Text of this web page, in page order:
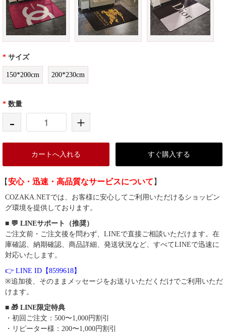
* サイズ
150*200cm 200*230cm
* 数量
- +
カートへ入れる すぐ購入する
【安心・迅速・高品質なサービスについて 】
COZAKA.NETでは、お客様に安心してご利用いただけるショッピン
グ環境を提供しております。
■ 💬 LINEサポート（推奨）
ご注文前・ご注文後を問わず、LINEで直接ご相談いただけます。在
庫確認、納期確認、商品詳細、発送状況など、すべてLINEで迅速に
対応いたします。
👉 LINE ID【8599618】
※追加後、そのままメッセージをお送りいただくだけでご利用いただ
けます。
■ 🎁 LINE限定特典
・初回ご注文：500〜1,000円割引
・リピーター様：200〜1,000円割引